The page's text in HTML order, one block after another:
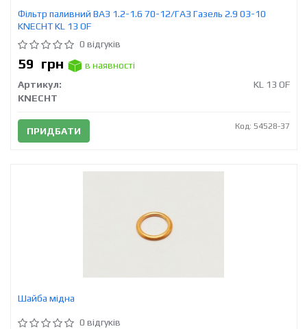
Фільтр паливний ВАЗ 1.2-1.6 70-12/ГАЗ Газель 2.9 03-10
KNECHT KL 13 OF
0 відгуків
59 грн
в наявності
Артикул:
KL 13 OF
KNECHT
ПРИДБАТИ Код: 54528-37
Шайба мідна
0 відгуків